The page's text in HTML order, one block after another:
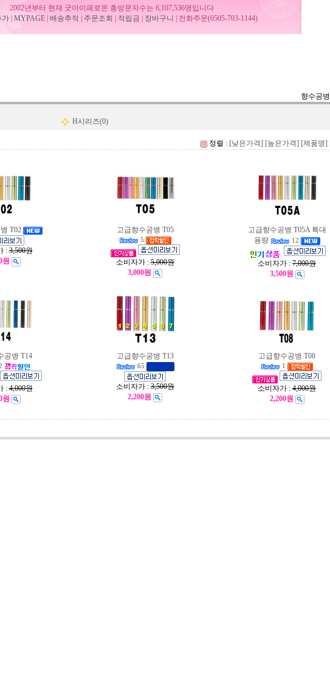
2002년부터 현재 굿아이페로몬 총방문자수는 6,107,536명입니다
가 MYPAGE 배송추적 주문조회 적립금 장바구니 | 전화주문(0505-703-1144)
향수공병
H시리즈(0)
정렬 : [낮은가격] [높은가격] [제품명]
T02
:3,500원
원
고급향수공병 T05
5
소비자가 :5,000원
3,000원
고급향수공병 T05A 특대
용량
12
소비자가 : 7,000원
3,500원
공병 T14
:4,000원
원
고급향수공병 T13
65
소비자가 :3,500원
2,200원
고급향수공병 T08
1
소비자가 : 4,000원
2,200원